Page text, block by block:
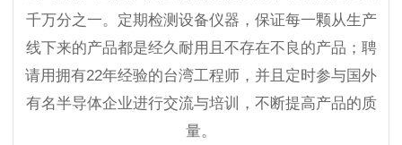
千万分之一。定期检测设备仪器，保证每一颗从生产
线下来的产品都是经久耐用且不存在不良的产品；聘
请用拥有22年经验的台湾工程师，并且定时参与国外
有名半导体企业进行交流与培训，不断提高产品的质
量。